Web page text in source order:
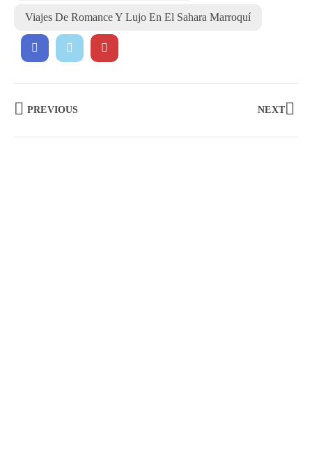
Viajes De Romance Y Lujo En El Sahara Marroquí
PREVIOUS NEXT